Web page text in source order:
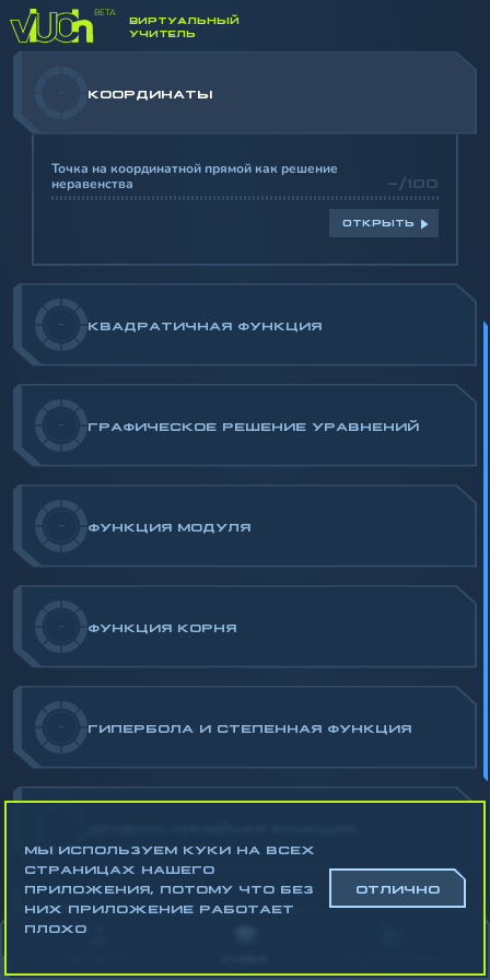
ВИРТУАЛЬНЫЙ
УЧИТЕЛЬ
КООРДИНАТЫ
Точка на координатной прямой как решение
неравенства
-/100
ОТКРЫТЬ
- КВАДРАТИЧНАЯ ФУНКЦИЯ
- ГРАФИЧЕСКОЕ РЕШЕНИЕ УРАВНЕНИЙ
- ФУНКЦИЯ МОДУЛЯ
- ФУНКЦИЯ КОРНЯ
- ГИПЕРБОЛА И СТЕПЕННАЯ ФУНКЦИЯ
-
МЫ ИСПОЛЬЗУЕМ КУКИ НА ВСЕХ
СТРАНИЦАХ НАШЕГО
ПРИЛОЖЕНИЯ, ПОТОМУ ЧТО БЕЗ
НИХ ПРИЛОЖЕНИЕ РАБОТАЕТ
ПЛОХО
ОТЛИЧНО